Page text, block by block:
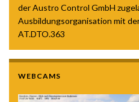
der Austro Control GmbH
Ausbildungsorganisation mit
AT.DTO.363
WEBCAMS